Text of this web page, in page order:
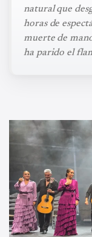
natural que
horas de
muerte de
ha parido el